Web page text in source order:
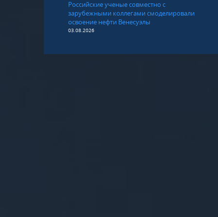
Российские ученые совместно с
зарубежными коллегами смоделировали
освоение нефти Венесуэлы
03.08.2026